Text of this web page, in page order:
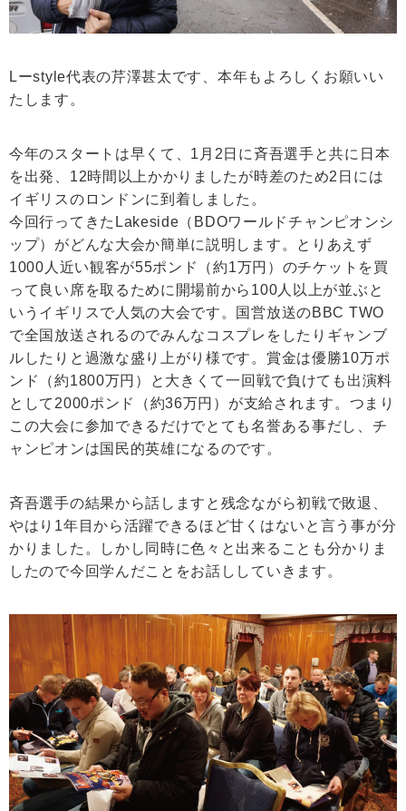
Lーstyle代表の芹澤甚太です、本年もよろしくお願いい
たします。
今年のスタートは早くて、1月2日に斉吾選手と共に日本
を出発、12時間以上かかりましたが時差のため2日には
イギリスのロンドンに到着しました。
今回行ってきたLakeside（BDOワールドチャンピオンシ
ップ）がどんな大会か簡単に説明します。とりあえず
1000人近い観客が55ポンド（約1万円）のチケットを買
って良い席を取るために開場前から100人以上が並ぶと
いうイギリスで人気の大会です。国営放送のBBC TWO
で全国放送されるのでみんなコスプレをしたりギャンブ
ルしたりと過激な盛り上がり様です。賞金は優勝10万ポ
ンド（約1800万円）と大きくて一回戦で負けても出演料
として2000ポンド（約36万円）が支給されます。つまり
この大会に参加できるだけでとても名誉ある事だし、チ
ャンピオンは国民的英雄になるのです。
斉吾選手の結果から話しますと残念ながら初戦で敗退、
やはり1年目から活躍できるほど甘くはないと言う事が分
かりました。しかし同時に色々と出来ることも分かりま
したので今回学んだことをお話ししていきます。